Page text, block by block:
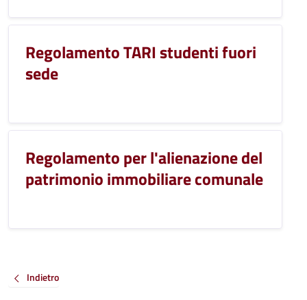
Regolamento TARI studenti fuori
sede
Regolamento per l'alienazione del
patrimonio immobiliare comunale
Indietro